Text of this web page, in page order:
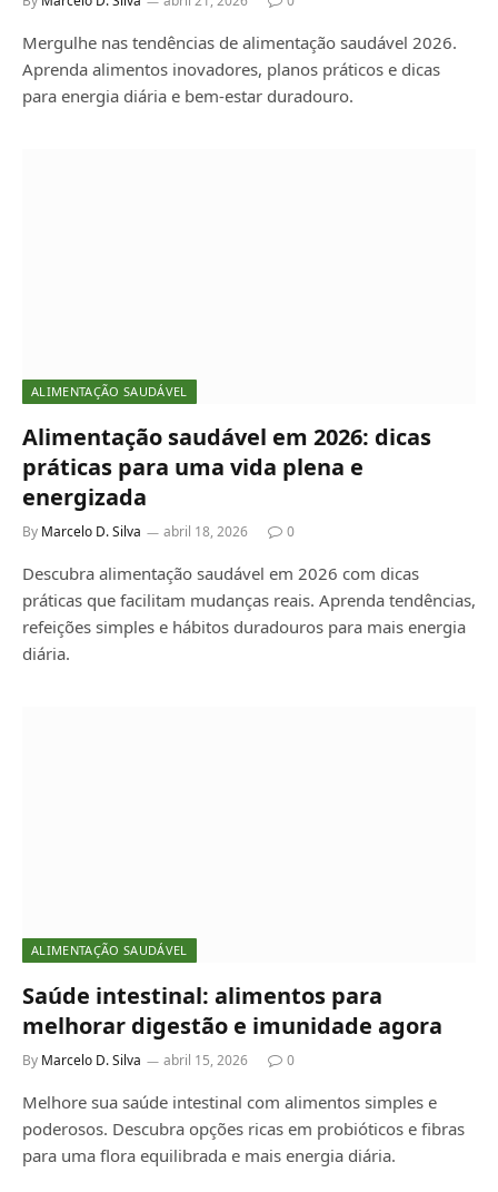
Mergulhe nas tendências de alimentação saudável 2026.
Aprenda alimentos inovadores, planos práticos e dicas
para energia diária e bem-estar duradouro.
ALIMENTAÇÃO SAUDÁVEL
Alimentação saudável em 2026: dicas
práticas para uma vida plena e
energizada
By Marcelo D. Silva abril 18, 2026 0
Descubra alimentação saudável em 2026 com dicas
práticas que facilitam mudanças reais. Aprenda tendências,
refeições simples e hábitos duradouros para mais energia
diária.
ALIMENTAÇÃO SAUDÁVEL
Saúde intestinal: alimentos para
melhorar digestão e imunidade agora
By Marcelo D. Silva abril 15, 2026 0
Melhore sua saúde intestinal com alimentos simples e
poderosos. Descubra opções ricas em probióticos e fibras
para uma flora equilibrada e mais energia diária.